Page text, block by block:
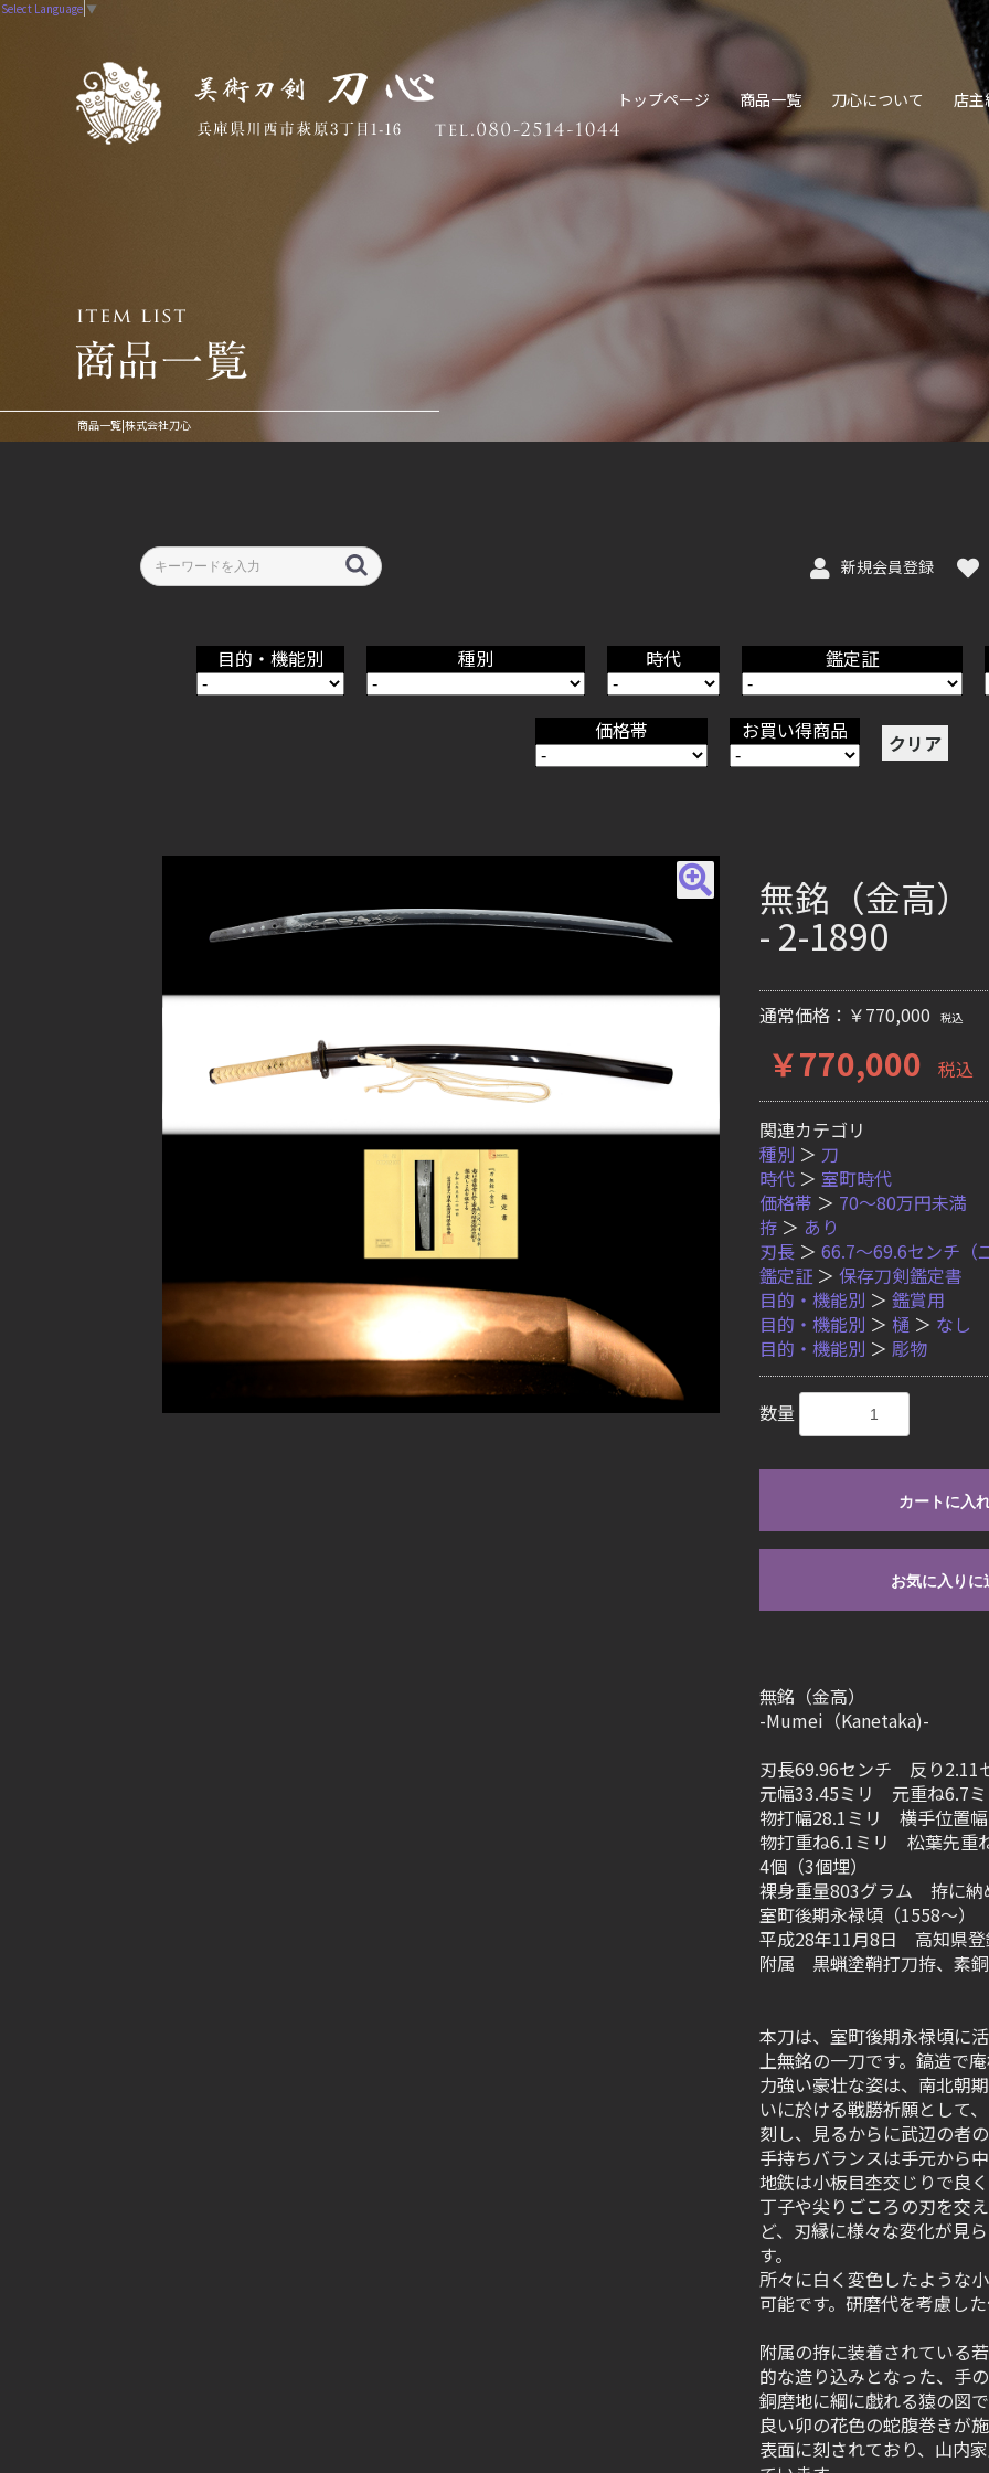
Select Language ▼
商品一覧|株式会社刀心
トップページ 商品一覧 刀心について 店主
新規会員登録
目的・機能別 種別 時代 鑑定証
価格帯 お買い得商品 クリア
無銘（金高
- 2-1890
通常価格：￥770,000 税込
￥770,000 税込
関連カテゴリ
種別 ＞ 刀
時代 ＞ 室町時代
価格帯 ＞ 70〜80万円未満
拵 ＞ あり
刃長 ＞ 66.7〜69.6センチ（
鑑定証 ＞ 保存刀剣鑑定書
目的・機能別 ＞ 鑑賞用
目的・機能別 ＞ 樋 ＞ なし
目的・機能別 ＞ 彫物
数量
カートに入
お気に入りに
無銘（金高）
-Mumei（Kanetaka)-
刃長69.96センチ 反り2.11
元幅33.45ミリ 元重ね6.7ミ
物打幅28.1ミリ 横手位置幅
物打重ね6.1ミリ 松葉先重
4個（3個埋）
裸身重量803グラム 拵に納
室町後期永禄頃（1558～
平成28年11月8日 高知県登
附属 黒蝋塗鞘打刀拵、素
本刀は、室町後期永禄頃に
上無銘の一刀です。鎬造で
力強い豪壮な姿は、南北朝
いに於ける戦勝祈願として
刻し、見るからに武辺の者
手持ちバランスは手元から
地鉄は小板目杢交じりで良
丁子や尖りごころの刃を交
ど、刃縁に様々な変化が見
す。
所々に白く変色したような
可能です。研磨代を考慮し
附属の拵に装着されている
的な造り込みとなった、手
銅磨地に綱に戯れる猿の図
良い卯の花色の蛇腹巻きが
表面に刻されており、山内